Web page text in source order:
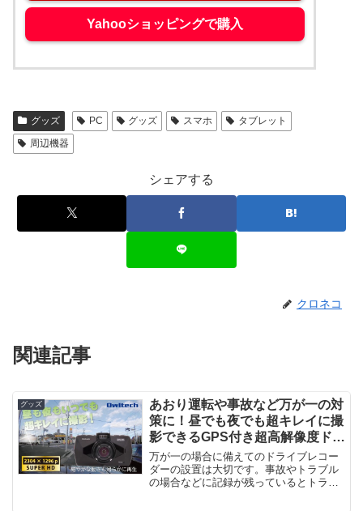
Yahooショッピングで購入
グッズ PC グッズ スマホ
タブレット
周辺機器
シェアする
クロネコ
関連記事
グッズ
あおり運転や事故など万が一の対
策に！昼でも夜でも超キレイに撮
影できるGPS付き超高解像度ドラ
イブレコーダー「OWL-DR06-
BK」発売！
万が一の場合に備えてのドライブレコー
ダーの設置は大切です。事故やトラブル
の場合などに記録が残っているとトラブ